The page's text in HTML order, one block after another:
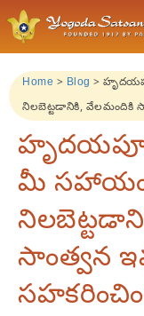
Home > Blog >
నిలబెట్టడానికి, వేలమందికి
మీ సహాయం
సాంత్వన